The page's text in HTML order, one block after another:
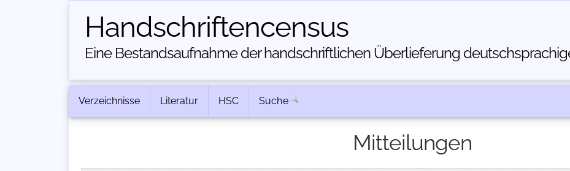
Handschriften­census
Eine Bestandsaufnahme der handschriftlichen Über­lieferung
Verzeichnisse Literatur HSC Suche
Mitteilungen